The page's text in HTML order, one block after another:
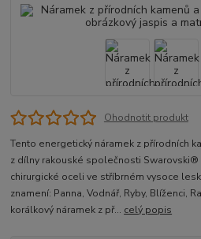
Ohodnotit produkt
Tento energetický náramek z přírodních
z dílny rakouské společnosti
chirurgické oceli ve stříbrném vysoce
znamení: Panna, Vodnář, Ryby, Blíženci,
korálkový náramek z př... celý popis